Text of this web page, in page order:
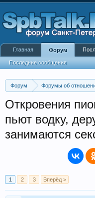
Форум Форумы об
Откровения
пьют водку,
занимаются
1 2 3 Вперёд >
Главная Форум
Последние сообщения